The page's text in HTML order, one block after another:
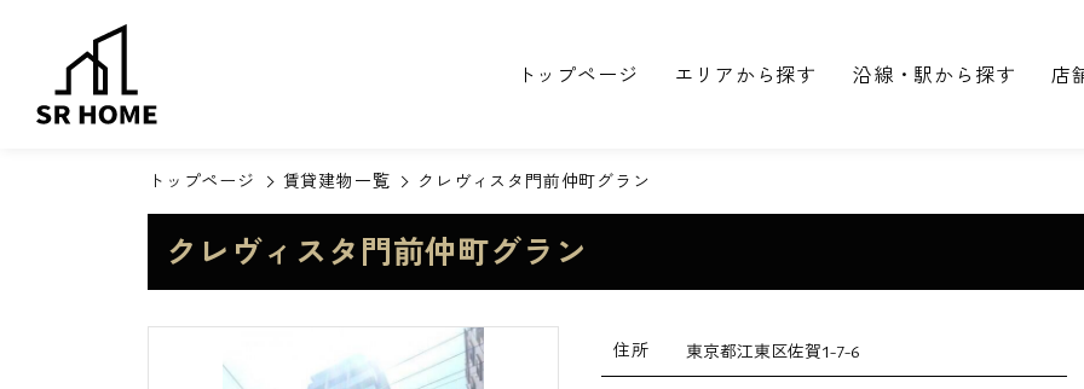
トップページ エリアから探す 沿線・駅から探す 店
トップページ 賃貸建物一覧 クレヴィスタ門前仲町グラン
クレヴィスタ門前仲町グラン
住所 東京都江東区佐賀1-7-6